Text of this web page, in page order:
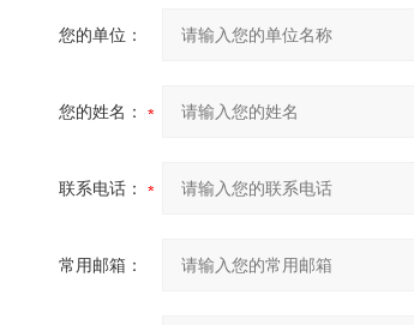
您的单位：
您的姓名：
联系电话：
常用邮箱：